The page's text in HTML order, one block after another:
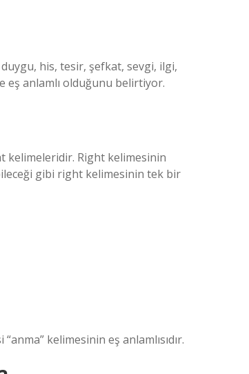
his, tesir, şefkat, sevgi, ilgi,
eş anlamlı olduğunu belirtiyor.
kelimeleridir. Right kelimesinin
gibi right kelimesinin tek bir
kelimesinin eş anlamlısıdır.